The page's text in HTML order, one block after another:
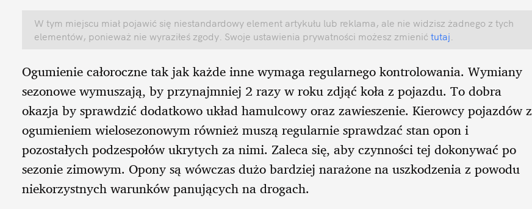
W tym miejscu miał pojawić się niestandardowy element artykułu lub reklama, ale nie widzisz żadnego z tych
elementów, ponieważ nie wyraziłeś zgody. Swoje ustawienia prywatności możesz zmienić tutaj.
Ogumienie całoroczne tak jak każde inne wymaga regularnego kontrolowania. Wymiany
sezonowe wymuszają, by przynajmniej 2 razy w roku zdjąć koła z pojazdu. To dobra
okazja by sprawdzić dodatkowo układ hamulcowy oraz zawieszenie. Kierowcy pojazdów z
ogumieniem wielosezonowym również muszą regularnie sprawdzać stan opon i
pozostałych podzespołów ukrytych za nimi. Zaleca się, aby czynności tej dokonywać po
sezonie zimowym. Opony są wówczas dużo bardziej narażone na uszkodzenia z powodu
niekorzystnych warunków panujących na drogach.